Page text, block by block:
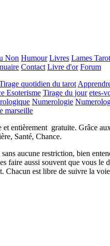
Non Humour Livres Lames Tarot
Contact Livre d'or Forum
quotidien du tarot
Esoterisme Tirage du jour etes-
Numerologie
marseille
et entièrement gratuite. Grâce
Santé, Chance.
aucune restriction, bien
faire aussi souvent que vous le
Chacun est libre de suivre la